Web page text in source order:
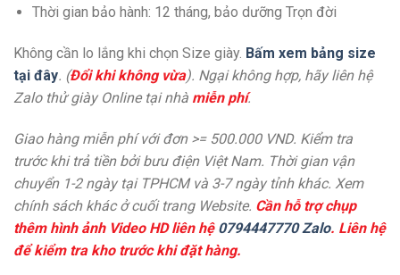
Thời gian bảo hành: 12 tháng, bảo dưỡng Trọn đời
Không cần lo lắng khi chọn Size giày. Bấm xem bảng size
tại đây. (Đổi khi không vừa). Ngại không hợp, hãy liên hệ
Zalo thử giày Online tại nhà miễn phí.
Giao hàng miễn phí với đơn >= 500.000 VND. Kiểm tra
trước khi trả tiền bởi bưu điện Việt Nam. Thời gian vận
chuyển 1-2 ngày tại TPHCM và 3-7 ngày tỉnh khác. Xem
chính sách khác ở cuối trang Website. Cần hỗ trợ chụp
thêm hình ảnh Video HD liên hệ 0794447770 Zalo. Liên hệ
để kiểm tra kho trước khi đặt hàng.